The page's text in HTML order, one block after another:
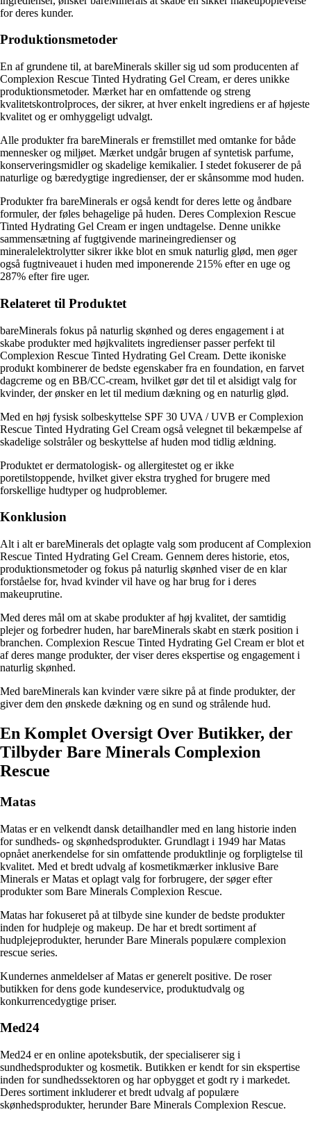
for deres kunder.
Produktionsmetoder
En af grundene til, at bareMinerals skiller sig ud som producenten af
Complexion Rescue Tinted Hydrating Gel Cream, er deres unikke
produktionsmetoder. Mærket har en omfattende og streng
kvalitetskontrolproces, der sikrer, at hver enkelt ingrediens er af højeste
kvalitet og er omhyggeligt udvalgt.
Alle produkter fra bareMinerals er fremstillet med omtanke for både
mennesker og miljøet. Mærket undgår brugen af syntetisk parfume,
konserveringsmidler og skadelige kemikalier. I stedet fokuserer de på
naturlige og bæredygtige ingredienser, der er skånsomme mod huden.
Produkter fra bareMinerals er også kendt for deres lette og åndbare
formuler, der føles behagelige på huden. Deres Complexion Rescue
Tinted Hydrating Gel Cream er ingen undtagelse. Denne unikke
sammensætning af fugtgivende marineingredienser og
mineralelektrolytter sikrer ikke blot en smuk naturlig glød, men øger
også fugtniveauet i huden med imponerende 215% efter en uge og
287% efter fire uger.
Relateret til Produktet
bareMinerals fokus på naturlig skønhed og deres engagement i at
skabe produkter med højkvalitets ingredienser passer perfekt til
Complexion Rescue Tinted Hydrating Gel Cream. Dette ikoniske
produkt kombinerer de bedste egenskaber fra en foundation, en farvet
dagcreme og en BB/CC-cream, hvilket gør det til et alsidigt valg for
kvinder, der ønsker en let til medium dækning og en naturlig glød.
Med en høj fysisk solbeskyttelse SPF 30 UVA / UVB er Complexion
Rescue Tinted Hydrating Gel Cream også velegnet til bekæmpelse af
skadelige solstråler og beskyttelse af huden mod tidlig ældning.
Produktet er dermatologisk- og allergitestet og er ikke
poretilstoppende, hvilket giver ekstra tryghed for brugere med
forskellige hudtyper og hudproblemer.
Konklusion
Alt i alt er bareMinerals det oplagte valg som producent af Complexion
Rescue Tinted Hydrating Gel Cream. Gennem deres historie, etos,
produktionsmetoder og fokus på naturlig skønhed viser de en klar
forståelse for, hvad kvinder vil have og har brug for i deres
makeuprutine.
Med deres mål om at skabe produkter af høj kvalitet, der samtidig
plejer og forbedrer huden, har bareMinerals skabt en stærk position i
branchen. Complexion Rescue Tinted Hydrating Gel Cream er blot et
af deres mange produkter, der viser deres ekspertise og engagement i
naturlig skønhed.
Med bareMinerals kan kvinder være sikre på at finde produkter, der
giver dem den ønskede dækning og en sund og strålende hud.
En Komplet Oversigt Over Butikker, der
Tilbyder Bare Minerals Complexion
Rescue
Matas
Matas er en velkendt dansk detailhandler med en lang historie inden
for sundheds- og skønhedsprodukter. Grundlagt i 1949 har Matas
opnået anerkendelse for sin omfattende produktlinje og forpligtelse til
kvalitet. Med et bredt udvalg af kosmetikmærker inklusive Bare
Minerals er Matas et oplagt valg for forbrugere, der søger efter
produkter som Bare Minerals Complexion Rescue.
Matas har fokuseret på at tilbyde sine kunder de bedste produkter
inden for hudpleje og makeup. De har et bredt sortiment af
hudplejeprodukter, herunder Bare Minerals populære complexion
rescue series.
Kundernes anmeldelser af Matas er generelt positive. De roser
butikken for dens gode kundeservice, produktudvalg og
konkurrencedygtige priser.
Med24
Med24 er en online apoteksbutik, der specialiserer sig i
sundhedsprodukter og kosmetik. Butikken er kendt for sin ekspertise
inden for sundhedssektoren og har opbygget et godt ry i markedet.
Deres sortiment inkluderer et bredt udvalg af populære
skønhedsprodukter, herunder Bare Minerals Complexion Rescue.